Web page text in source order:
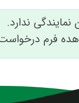
ندارد.
فرم